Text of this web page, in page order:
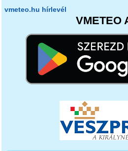
vmeteo.hu hírlevél
VMETEO